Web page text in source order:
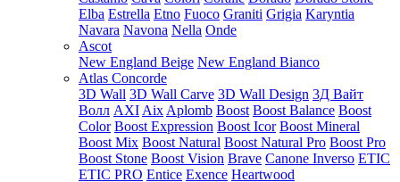
Elba Estrella Etno Fuoco Graniti Grigia Karyntia
Navara Navona Nella Onde
Ascot
New England Beige New England Bianco
Atlas Concorde
3D Wall 3D Wall Carve 3D Wall Design 3Д Вайт
Волл AXI Aix Aplomb Boost Boost Balance Boost
Color Boost Expression Boost Icor Boost Mineral
Boost Mix Boost Natural Boost Natural Pro Boost Pro
Boost Stone Boost Vision Brave Canone Inverso ETIC
ETIC PRO Entice Exence Heartwood